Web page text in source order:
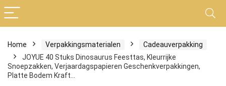
Home Verpakkingsmaterialen
Cadeauverpakking
JOYUE 40 Stuks Dinosaurus Feesttas, Kleurrijke
Snoepzakken, Verjaardagspapieren Geschenkverpakkingen,
Platte Bodem Kraft…